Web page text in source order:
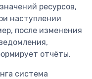
ресурсов,
наступлении
после изменения
отчёты.
система